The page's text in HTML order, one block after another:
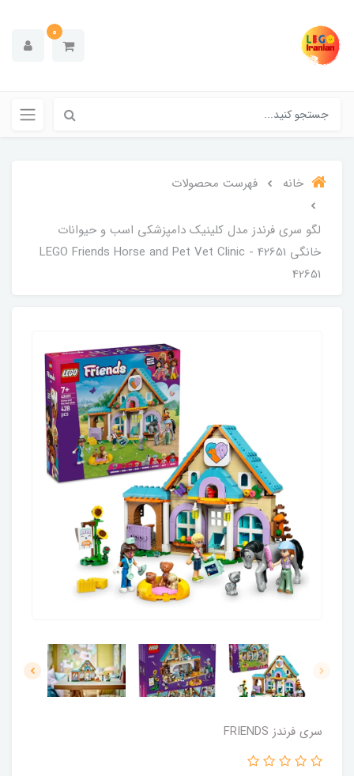
0
خانه فهرست محصولات
لگو سری فرندز مدل کلینیک دامپزشکی اسب و حیوانات
خانگی 42651 - LEGO Friends Horse and Pet Vet Clinic
42651
سری فرندز FRIENDS